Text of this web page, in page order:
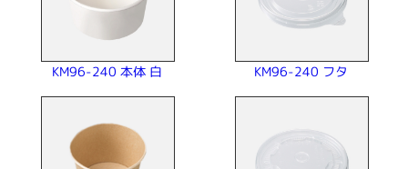
KM96-240 本体 白 KM96-240 フタ